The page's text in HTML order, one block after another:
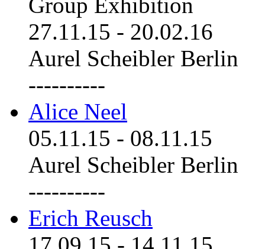
27.11.15 - 20.02.16
Aurel Scheibler Berlin
----------
Alice Neel
05.11.15 - 08.11.15
Aurel Scheibler Berlin
----------
Erich Reusch